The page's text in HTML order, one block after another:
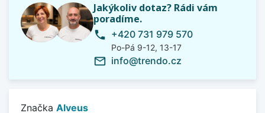
Jakýkoliv dotaz? Rádi vám
poradíme.
phone +420 731 979 570
Po-Pá 9-12, 13-17
mail_outline info@trendo.cz
Značka Alveus